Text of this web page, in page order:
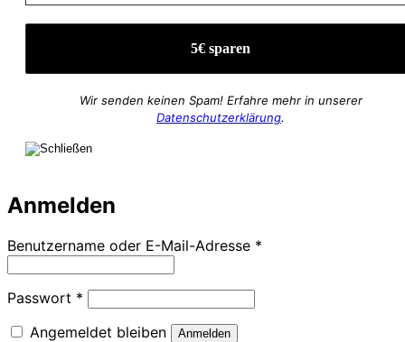
Wir senden keinen Spam! Erfahre mehr in unserer
Datenschutzerklärung.
Anmelden
Benutzername oder E-Mail-Adresse *
Passwort * Erforderlich
Angemeldet bleiben
Anmelden